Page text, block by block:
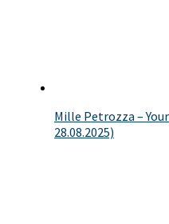
Mille Petrozza –
28.08.2025)